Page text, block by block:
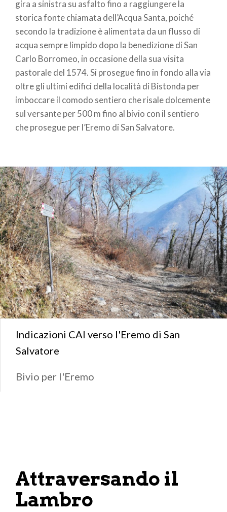
gira a sinistra su asfalto fino a raggiungere la
storica fonte chiamata dell’Acqua Santa, poiché
secondo la tradizione è alimentata da un flusso di
acqua sempre limpido dopo la benedizione di San
Carlo Borromeo, in occasione della sua visita
pastorale del 1574. Si prosegue fino in fondo alla via
oltre gli ultimi edifici della località di Bistonda per
imboccare il comodo sentiero che risale dolcemente
sul versante per 500 m fino al bivio con il sentiero
che prosegue per l’Eremo di San Salvatore.
Indicazioni CAI verso l'Eremo di San
Salvatore
Bivio per l'Eremo
Attraversando il
Lambro